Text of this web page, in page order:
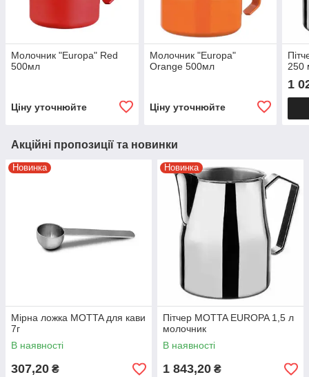
Молочник "Europa" Red
500мл
Ціну уточнюйте
Молочник "Europa"
Orange 500мл
Ціну уточнюйте
250
1
Акційні пропозиції та новинки
Новинка
Мірна ложка MOTTA для кави
7г
В наявності
307,20 ₴
Новинка
Пітчер MOTTA EUROPA 1,5 л
молочник
В наявності
1 843,20 ₴